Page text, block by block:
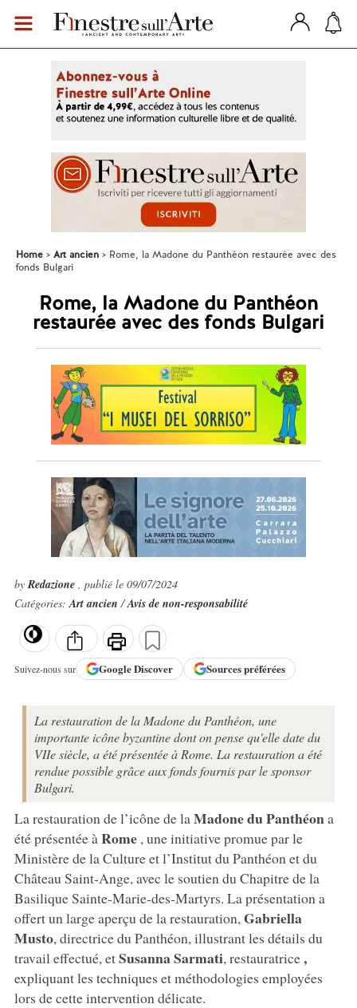
Home Art ancien
Rome, la Madone du Panthéon restaurée avec des
fonds Bulgari
Rome, la Madone du Panthéon
restaurée avec des fonds Bulgari
byRedazione , publié le 09/07/2024
Catégories:Art ancien/Avis de non-responsabilité
Suivez-nous sur GoogleDiscover Sources préférées
La restauration de la Madone du Panthéon, une
importante icône byzantine dont on pense qu'elle date du
VIIe siècle, a été présentée à Rome. La restauration a été
rendue possible grâce aux fonds fournis par le sponsor
Bulgari.
La restauration de l’icône de la Madone du Panthéona
été présentée à Rome , une initiative promue par le
Ministère de la Culture et l’Institut du Panthéon et du
Château Saint-Ange, avec le soutien du Chapitre de la
Basilique Sainte-Marie-des-Martyrs. La présentation a
offert un large aperçu de la restauration, Gabriella
Musto, directrice du Panthéon, illustrant les détails du
travail effectué, etSusanna Sarmati, restauratrice,
expliquant les techniques et méthodologies employées
lors de cette intervention délicate.